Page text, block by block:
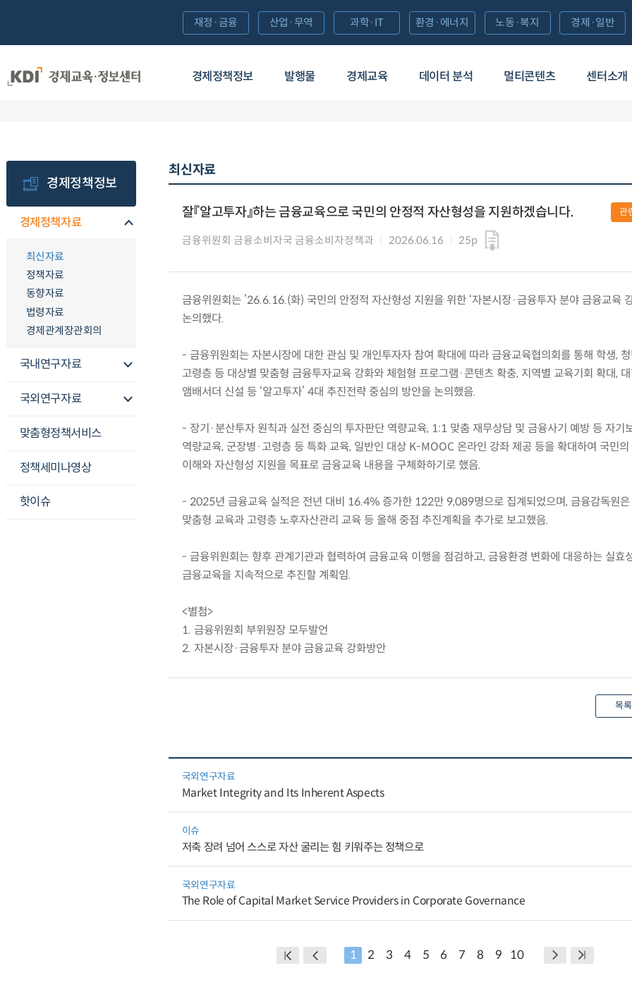
경제정책정보 발행물 경제교육 데이터 분석 멀티콘텐츠 센터소개
재정·금융 산업·무역 과학·IT 환경·에너지 노동·복지 경제·일반
경제정책정보
경제정책자료
최신자료
정책자료
동향자료
법령자료
경제관계장관회의
국내연구자료
국외연구자료
맞춤형정책서비스
정책세미나영상
핫이슈
최신자료
잘『알고투자』하는 금융교육으로 국민의 안정적 자산형성을 지원하겠습니다.
금융위원회 금융소비자국 금융소비자정책과 2026.06.16 25p
관
금융위원회는 ’26.6.16.(화) 국민의 안정적 자산형성 지원을 위한 ‘자본시장·금융투자 분야 금융교육
논의했다.
- 금융위원회는 자본시장에 대한 관심 및 개인투자자 참여 확대에 따라 금융교육협의회를 통해 학생,
고령층 등 대상별 맞춤형 금융투자교육 강화와 체험형 프로그램·콘텐츠 확충, 지역별 교육기회 확대,
앰배서더 신설 등 ‘알고투자’ 4대 추진전략 중심의 방안을 논의했음.
- 장기·분산투자 원칙과 실전 중심의 투자판단 역량교육, 1:1 맞춤 재무상담 및 금융사기 예방 등 자기
역량교육, 군장병·고령층 등 특화 교육, 일반인 대상 K-MOOC 온라인 강좌 제공 등을 확대하여 국민의
이해와 자산형성 지원을 목표로 금융교육 내용을 구체화하기로 했음.
- 2025년 금융교육 실적은 전년 대비 16.4% 증가한 122만 9,089명으로 집계되었으며, 금융감독원은
맞춤형 교육과 고령층 노후자산관리 교육 등 올해 중점 추진계획을 추가로 보고했음.
- 금융위원회는 향후 관계기관과 협력하여 금융교육 이행을 점검하고, 금융환경 변화에 대응하는 실효
금융교육을 지속적으로 추진할 계획임.
<별첨>
1. 금융위원회 부위원장 모두발언
2. 자본시장·금융투자 분야 금융교육 강화방안
목
국외연구자료
Market Integrity and Its Inherent Aspects
이슈
저축 장려 넘어 스스로 자산 굴리는 힘 키워주는 정책으로
국외연구자료
The Role of Capital Market Service Providers in Corporate Governance
1 2 3 4 5 6 7 8 9 10